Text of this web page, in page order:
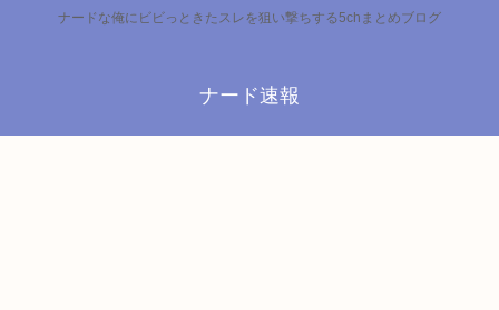
ナードな俺にビビっときたスレを狙い撃ちする5chまとめブログ
ナード速報